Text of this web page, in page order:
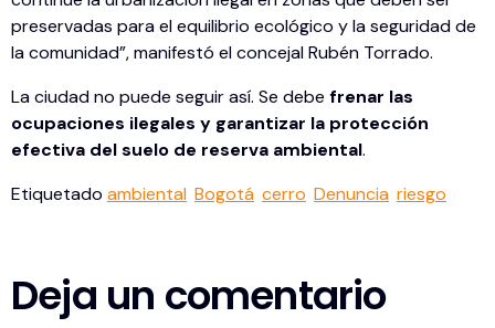
preservadas para el equilibrio ecológico y la seguridad de
la comunidad”, manifestó el concejal Rubén Torrado.
La ciudad no puede seguir así. Se debe frenar las
ocupaciones ilegales y garantizar la protección
efectiva del suelo de reserva ambiental.
Etiquetado ambiental Bogotá cerro Denuncia riesgo
Deja un comentario